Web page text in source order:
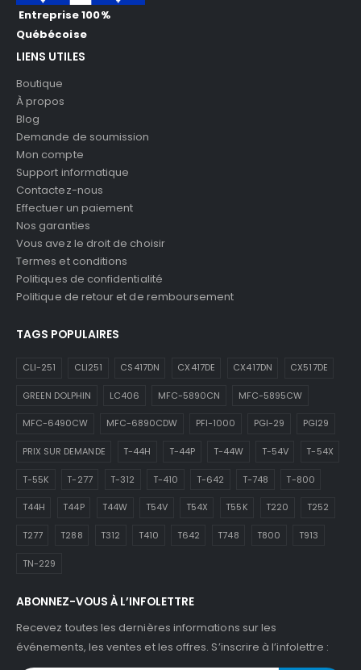
Entreprise 100%
Québécoise
LIENS UTILES
Boutique
À propos
Blog
Demande de soumission
Mon compte
Support informatique
Contactez-nous
Effectuer un paiement
Nos garanties
Vous avez le droit de choisir
Termes et conditions
Politiques de confidentialité
Politique de retour et de remboursement
TAGS POPULAIRES
CLI-251 CLI251 CS417DN CX417DE CX417DN CX517DE
GREEN DOLPHIN LC406 MFC-5890CN MFC-5895CW
MFC-6490CW MFC-6890CDW PFI-1000 PGI-29 PGI29
PRIX SUR DEMANDE T-44H T-44P T-44W T-54V T-54X
T-55K T-277 T-312 T-410 T-642 T-748 T-800
T44H T44P T44W T54V T54X T55K T220 T252
T277 T288 T312 T410 T642 T748 T800 T913
TN-229
ABONNEZ-VOUS À L’INFOLETTRE
Recevez toutes les dernières informations sur les
événements, les ventes et les offres. S’inscrire à l’infolettre :